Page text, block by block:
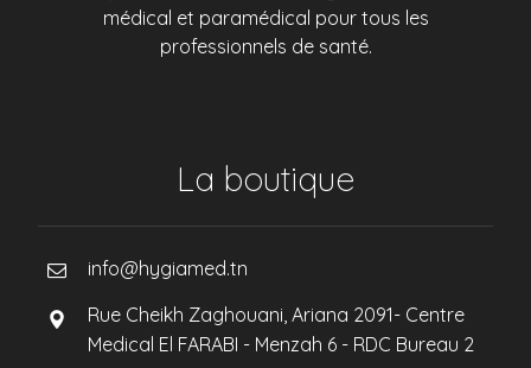
médical et paramédical pour tous les
professionnels de santé.
La boutique
info@hygiamed.tn
Rue Cheikh Zaghouani, Ariana 2091- Centre
Medical El FARABI - Menzah 6 - RDC Bureau 2